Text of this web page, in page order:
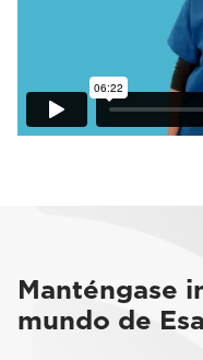
Manténgase
mundo de